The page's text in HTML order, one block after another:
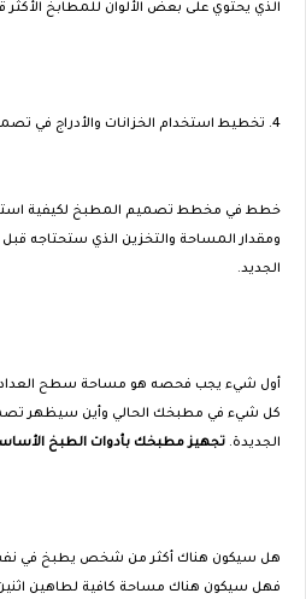
الذي يحتوي على بعض الألوان للمطابخ الأكثر
4. تخطيط استخدام الخزانات والأدراج في تصميم المطبخ الجديد
خطط في مخطط تصميم المطبخ لكيفية
ومقدار المساحة والتخزين الذي ستحتاجه
الجديد.
أول شيء يجب فحصه هو مساحة سطح العداد.
كل شيء في مطبخك الحالي وأين سيظهر
الجديدة.تجهيز مطبخك بأدوات الطبخ
هل سيكون هناك أكثر من شخص يطبخ في نفس
فهل سيكون هناك مساحة كافية لطاهين